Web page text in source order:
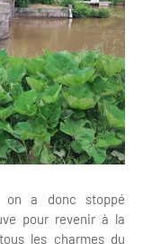
a donc stoppé
pour revenir à la
les charmes du